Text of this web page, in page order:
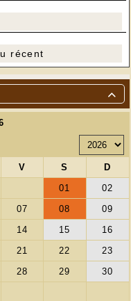

€
: 4 €
(toutes les
)
: 6 places
récent